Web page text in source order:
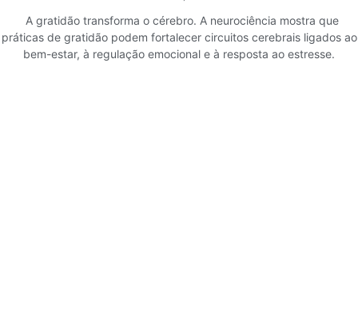
A gratidão transforma o cérebro. A neurociência mostra que
práticas de gratidão podem fortalecer circuitos cerebrais ligados ao
bem-estar, à regulação emocional e à resposta ao estresse.